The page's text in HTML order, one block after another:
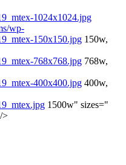
1024x1024.jpg
wp-
150x150.jpg 150w,
768x768.jpg 768w,
400x400.jpg 400w,
1500w" sizes="
>